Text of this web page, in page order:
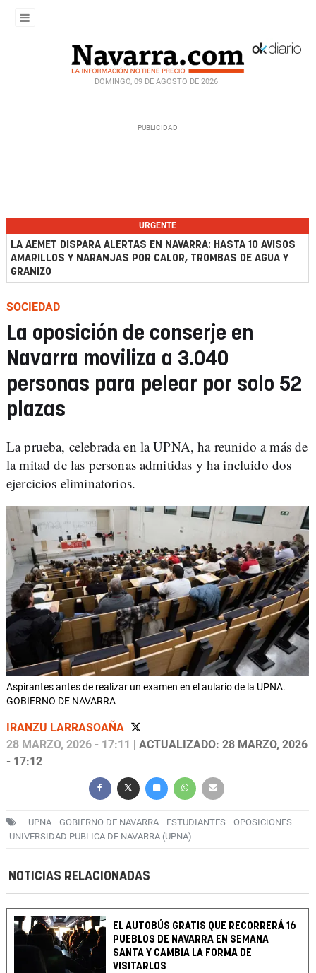
DOMINGO, 09 DE AGOSTO DE 2026
URGENTE
LA AEMET DISPARA ALERTAS EN NAVARRA: HASTA 10 AVISOS
AMARILLOS Y NARANJAS POR CALOR, TROMBAS DE AGUA Y
GRANIZO
SOCIEDAD
La oposición de conserje en
Navarra moviliza a 3.040
personas para pelear por solo 52
plazas
La prueba, celebrada en la UPNA, ha reunido a más de
la mitad de las personas admitidas y ha incluido dos
ejercicios eliminatorios.
Aspirantes antes de realizar un examen en el aulario de la UPNA.
GOBIERNO DE NAVARRA
IRANZU LARRASOAÑA
28 MARZO, 2026 - 17:11
| ACTUALIZADO: 28 MARZO, 2026
- 17:12
UPNA GOBIERNO DE NAVARRA ESTUDIANTES
OPOSICIONES
UNIVERSIDAD PUBLICA DE NAVARRA (UPNA)
NOTICIAS RELACIONADAS
EL AUTOBÚS GRATIS QUE RECORRERÁ 16
PUEBLOS DE NAVARRA EN SEMANA
SANTA Y CAMBIA LA FORMA DE
VISITARLOS